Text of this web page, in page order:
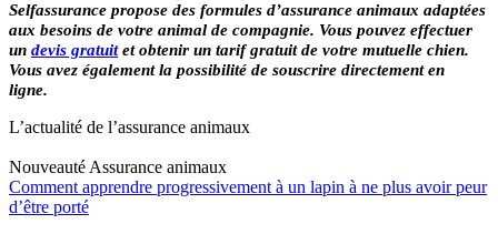
Selfassurance propose des formules d’assurance animaux adaptées
aux besoins de votre animal de compagnie. Vous pouvez effectuer
un devis gratuitet obtenir un tarif gratuit de votre mutuelle chien.
Vous avez également la possibilité de souscrire directement en
ligne.
L’actualité de l’assurance animaux
Nouveauté Assurance animaux
Comment apprendre progressivement à un lapin à ne plus avoir peur
d’être porté